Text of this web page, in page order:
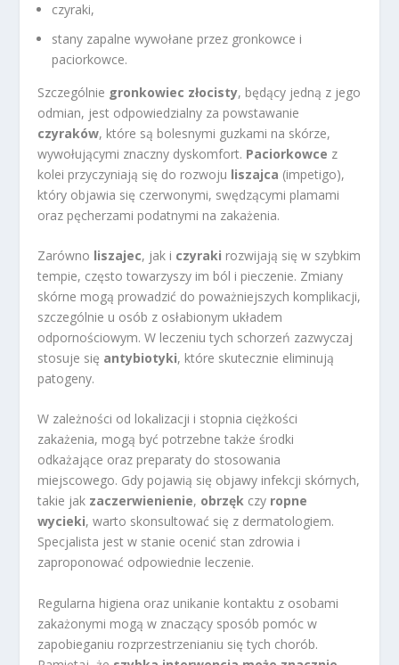
czyraki,
stany zapalne wywołane przez gronkowce i
paciorkowce.
Szczególnie gronkowiec złocisty, będący jedną z jego
odmian, jest odpowiedzialny za powstawanie
czyraków, które są bolesnymi guzkami na skórze,
wywołującymi znaczny dyskomfort. Paciorkowce z
kolei przyczyniają się do rozwoju liszajca (impetigo),
który objawia się czerwonymi, swędzącymi plamami
oraz pęcherzami podatnymi na zakażenia.
Zarówno liszajec, jak i czyraki rozwijają się w szybkim
tempie, często towarzyszy im ból i pieczenie. Zmiany
skórne mogą prowadzić do poważniejszych komplikacji,
szczególnie u osób z osłabionym układem
odpornościowym. W leczeniu tych schorzeń zazwyczaj
stosuje się antybiotyki, które skutecznie eliminują
patogeny.
W zależności od lokalizacji i stopnia ciężkości
zakażenia, mogą być potrzebne także środki
odkażające oraz preparaty do stosowania
miejscowego. Gdy pojawią się objawy infekcji skórnych,
takie jak zaczerwienienie, obrzęk czy ropne
wycieki, warto skonsultować się z dermatologiem.
Specjalista jest w stanie ocenić stan zdrowia i
zaproponować odpowiednie leczenie.
Regularna higiena oraz unikanie kontaktu z osobami
zakażonymi mogą w znaczący sposób pomóc w
zapobieganiu rozprzestrzenianiu się tych chorób.